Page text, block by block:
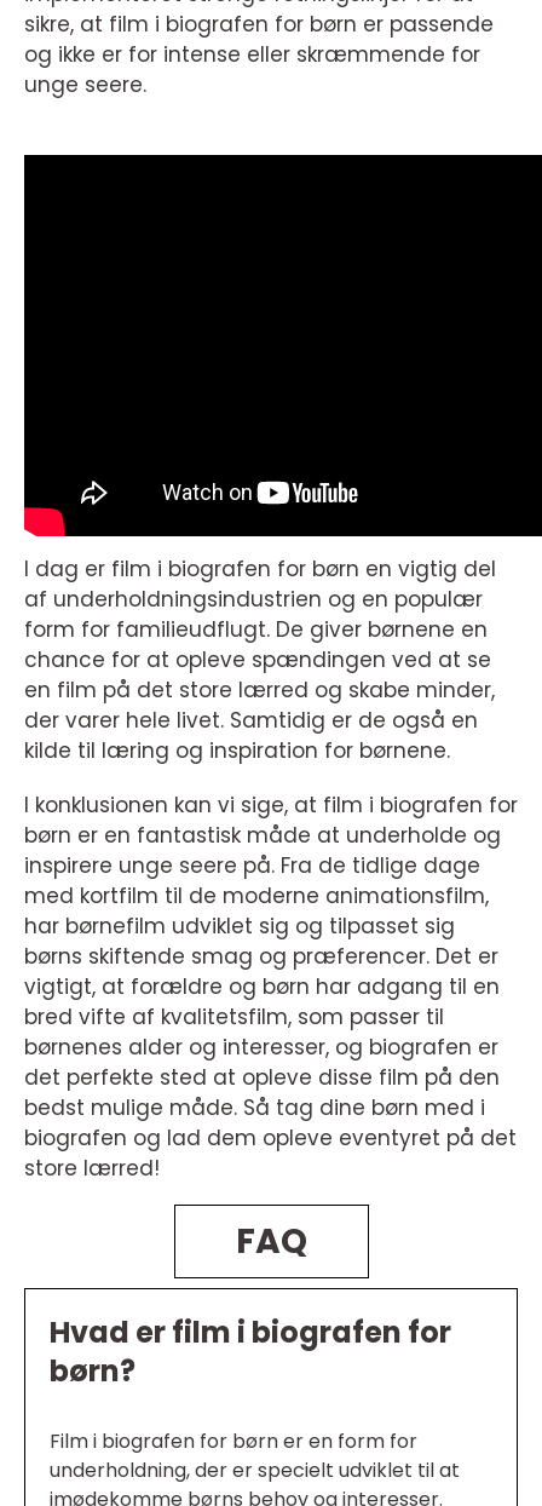
sikre, at film i biografen for børn er passende
og ikke er for intense eller skræmmende for
unge seere.
I dag er film i biografen for børn en vigtig del
af underholdningsindustrien og en populær
form for familieudflugt. De giver børnene en
chance for at opleve spændingen ved at se
en film på det store lærred og skabe minder,
der varer hele livet. Samtidig er de også en
kilde til læring og inspiration for børnene.
I konklusionen kan vi sige, at film i biografen for
børn er en fantastisk måde at underholde og
inspirere unge seere på. Fra de tidlige dage
med kortfilm til de moderne animationsfilm,
har børnefilm udviklet sig og tilpasset sig
børns skiftende smag og præferencer. Det er
vigtigt, at forældre og børn har adgang til en
bred vifte af kvalitetsfilm, som passer til
børnenes alder og interesser, og biografen er
det perfekte sted at opleve disse film på den
bedst mulige måde. Så tag dine børn med i
biografen og lad dem opleve eventyret på det
store lærred!
FAQ
Hvad er film i biografen for
børn?
Film i biografen for børn er en form for
underholdning, der er specielt udviklet til at
imødekomme børns behov og interesser.